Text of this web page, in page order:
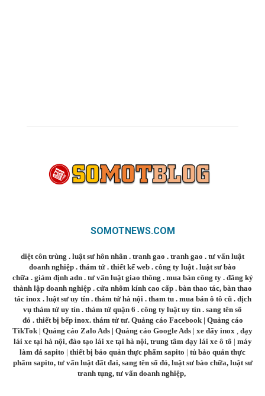
SOMOTNEWS.COM
diệt côn trùng . luật sư hôn nhân . tranh gao . tranh gao . tư vấn luật
doanh nghiệp . thám tử . thiết kế web . công ty luật . luật sư bào
chữa . giám định adn. tư vấn luật giao thông . mua bán công ty. đăng ký
thành lập doanh nghiệp . cửa nhôm kính cao cấp . bàn thao tác, bàn thao
tác inox . luật sư uy tín. thám tử hà nội . tham tu. mua bán ô tô cũ. dịch
vụ thám tử uy tín . thám tử quận 6 . công ty luật uy tín . sang tên sổ
đỏ . thiết bị bếp inox. thám tử tư. Quảng cáo Facebook| Quảng cáo
TikTok | Quảng cáo Zalo Ads | Quảng cáo Google Ads | xe đẩy inox
dạy
lái xe tại hà nội, đào tạo lái xe tại hà nội, trung tâm dạy lái xe ô tô | máy
làm đá sapito | thiết bị bảo quản thực phẩm sapito | tủ bảo quản thực
phẩm sapito, tư vấn luật đất đai, sang tên sổ đỏ, luật sư bào chữa, luật sư
tranh tụng, tư vấn doanh nghiệp,